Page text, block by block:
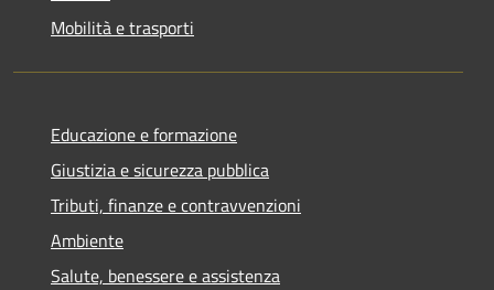
Mobilità e trasporti
Educazione e formazione
Giustizia e sicurezza pubblica
Tributi, finanze e contravvenzioni
Ambiente
Salute, benessere e assistenza